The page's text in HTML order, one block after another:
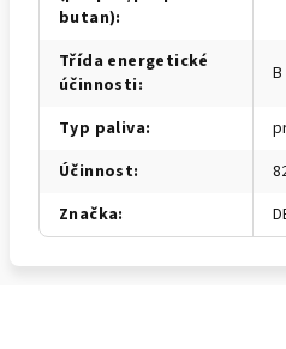
butan):
Třída energetické
účinnosti: B
Typ paliva:
Účinnost:
Značka: